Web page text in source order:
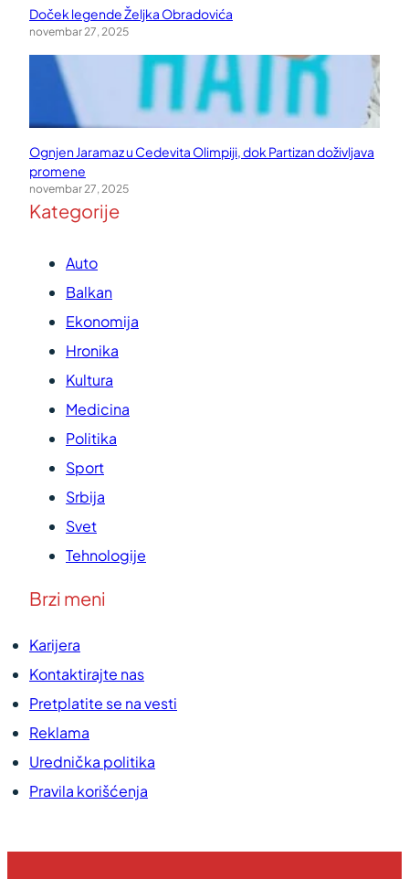
Doček legende Željka Obradovića
novembar 27, 2025
Ognjen Jaramaz u Cedevita Olimpiji, dok Partizan doživljava
promene
novembar 27, 2025
Kategorije
Auto
Balkan
Ekonomija
Hronika
Kultura
Medicina
Politika
Sport
Srbija
Svet
Tehnologije
Brzi meni
Karijera
Kontaktirajte nas
Pretplatite se na vesti
Reklama
Urednička politika
Pravila korišćenja